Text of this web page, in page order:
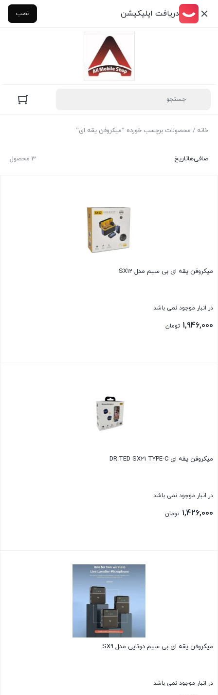
دریافت اپلیکیشن نصب
خانه / محصولات برچسب خورده “میکروفن یقه ای”
3 محصول صافی‌هاتاریخ
میکروفن یقه ای بی سیم مدل SX12
در انبار موجود نمی باشد
1,946,000 تومان
میکروفن یقه ای DR.TED SX21 TYPE-C
در انبار موجود نمی باشد
1,426,000 تومان
میکروفن یقه ای بی سیم دوتایی مدل SX9
در انبار موجود نمی باشد